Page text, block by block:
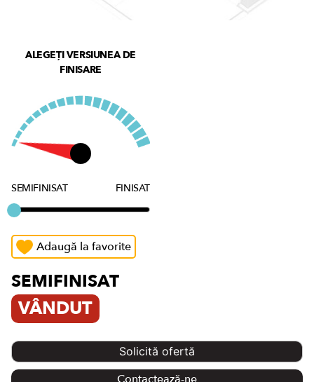
ALEGEȚI VERSIUNEA DE
FINISARE
SEMIFINISAT FINISAT
Adaugă la favorite
SEMIFINISAT
VÂNDUT
Solicită ofertă